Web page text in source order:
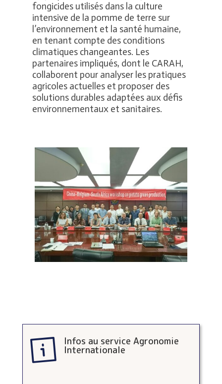
fongicides utilisés dans la culture
intensive de la pomme de terre sur
l’environnement et la santé humaine,
en tenant compte des conditions
climatiques changeantes. Les
partenaires impliqués, dont le CARAH,
collaborent pour analyser les pratiques
agricoles actuelles et proposer des
solutions durables adaptées aux défis
environnementaux et sanitaires.
Infos au service Agronomie
Internationale